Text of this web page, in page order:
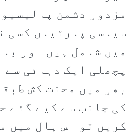
مزدور دشمن
سیاسی پارٹیاں کسی
میں شامل ہیں اور
پچھلی ایک دہائی
بھر میں محنت کش
کی جانب سے کیے گئے
کریں تو اس ہال میں